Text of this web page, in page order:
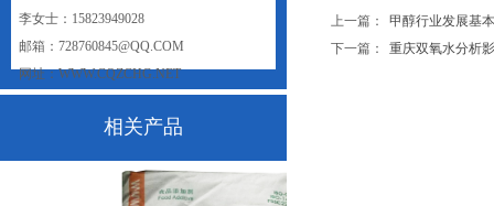
上一篇：
甲醇行业发展基
下一篇：
重庆双氧水分析
李女士：15823949028
邮箱：728760845@QQ.COM
网址：WWW.CQZCHG.NET
相关产品